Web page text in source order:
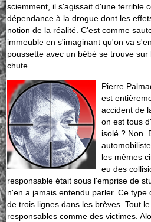
sciemment, il s'agissait d'une terrible
dépendance à la drogue dont les
notion de la réalité. C'est comme
immeuble en s'imaginant qu'on va
poussette avec un bébé se trouve
chute.
Pierre
est
accident de
on est tous
isolé ? Non.
les mêmes
eu des
responsable était sous l'emprise de
n'en a jamais entendu parler. Ce type
de trois lignes dans les brèves. Tout
responsables comme des victimes.